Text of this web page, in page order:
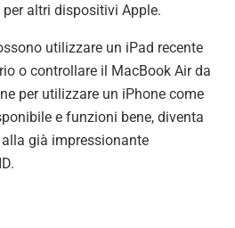
altri dispositivi Apple.
utilizzare un iPad recente
o controllare il MacBook Air da
per utilizzare un iPhone come
e funzioni bene, diventa
già impressionante